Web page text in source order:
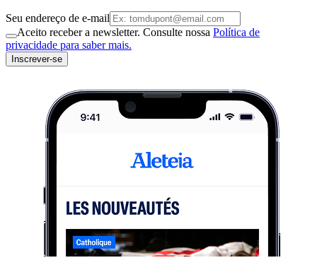
Seu endereço de e-mail
Aceito receber a newsletter. Consulte nossa Política de
privacidade para saber mais.
Inscrever-se